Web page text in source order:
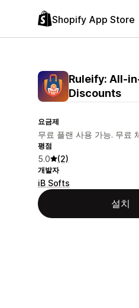
Shopify App Store
Ruleify:
Discounts
요금제
무료 플랜 사용 가능. 무료
평점
5.0 (2)
개발자
iB Softs
설치